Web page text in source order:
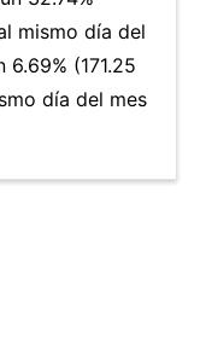
mismo día del
(171.25
día del mes